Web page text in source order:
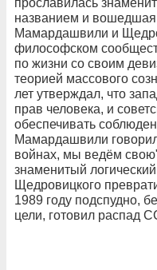
названием и
Мамардашвили и
философском
по жизни со своим
теорией массового
лет утверждал, что
прав человека, и
обеспечивать
Мамардашвили
войнах, мы ведём
знаменитый
Щедровицкого
1989 году подспудно,
цели, готовил распад